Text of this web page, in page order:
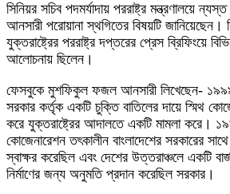
সিনিয়র সচিব পদমর্যাদায় পররাষ্ট্র মন্ত্রণালয়ে
আনসারী পরোয়ানা স্থগিতের বিষয়টি জানিয়েছেন।
যুক্তরাষ্ট্রের পররাষ্ট্র দপ্তরের প্রেস ব্রিফিংয়ে
আলোচনায় ছিলেন।
ফেসবুকে মুশফিকুল ফজল আনসারী লিখেছেন-
সরকার কর্তৃক একটি চুক্তি বাতিলের দায়ে স্মিথ
করে যুক্তরাষ্ট্রের আদালতে একটি মামলা করে।
কোজেনারেশন তৎকালীন বাংলাদেশের সরকারের
স্বাক্ষর করেছিল এবং দেশের উত্তরাঞ্চলে একটি
নির্মাণের জন্য অনুমতি প্রদান করেছিল সরকার।